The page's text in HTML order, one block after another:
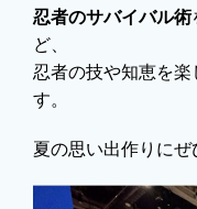
忍者のサバイバル術
ど、
忍者の技や知恵を
す。
夏の思い出作りにぜ